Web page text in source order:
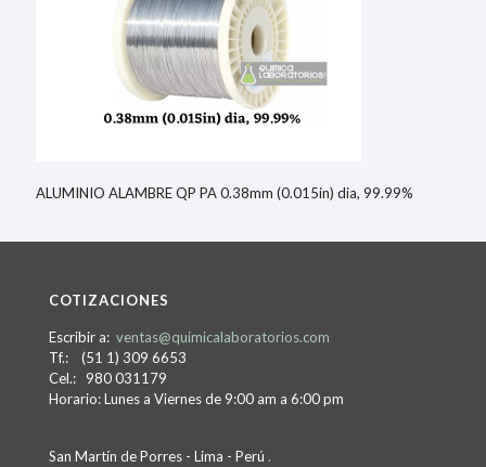
ALUMINIO ALAMBRE QP PA 0.38mm (0.015in) dia, 99.99%
COTIZACIONES
Escribir a: ventas@quimicalaboratorios.com
Tf.: (51 1) 309 6653
Cel.: 980 031179
Horario: Lunes a Viernes de 9:00 am a 6:00 pm
San Martín de Porres - Lima - Perú .